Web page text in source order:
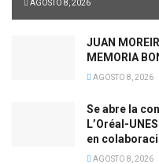
AGOSTO 8, 2026
JUAN
MEMORIA
AGOSTO 8, 2026
Se abre la
L’Oréal-
en
AGOSTO 8, 2026